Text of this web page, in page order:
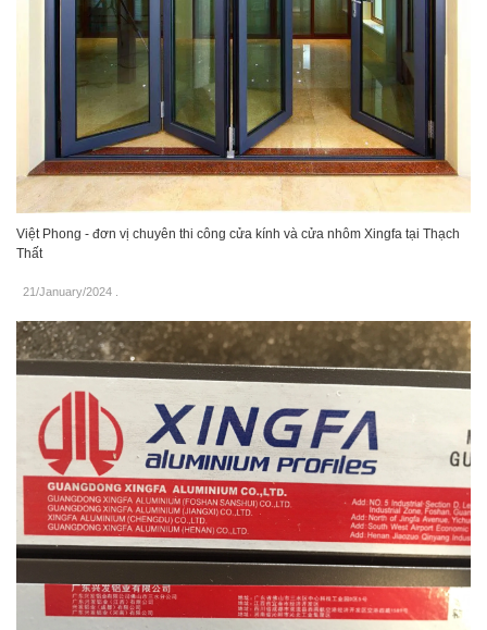
Việt Phong - đơn vị chuyên thi công cửa kính và cửa nhôm Xingfa tại Thạch
Thất
21/January/2024